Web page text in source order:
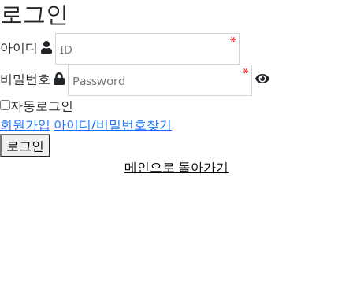
로그인
아이디
비밀번호
자동로그인
회원가입 아이디/비밀번호찾기
로그인
메인으로 돌아가기